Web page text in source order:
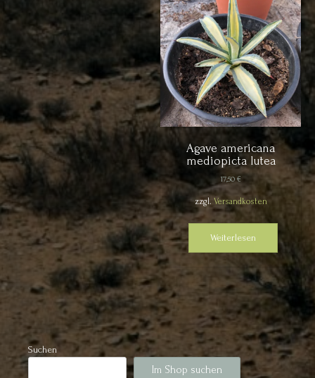
Agave americana
mediopicta lutea
17,50€
zzgl. Versandkosten
Weiterlesen
Suchen
Im Shop suchen